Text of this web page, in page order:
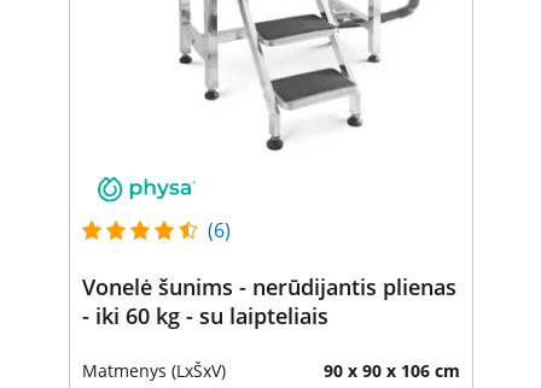
(6)
Vonelė šunims - nerūdijantis plienas
- iki 60 kg - su laipteliais
Matmenys (LxŠxV) 90 x 90 x 106 cm